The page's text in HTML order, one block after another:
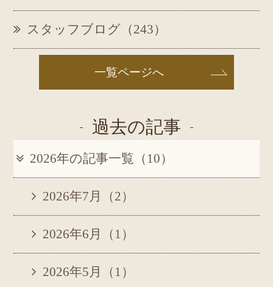
スタッフブログ（243）
一覧ページへ
過去の記事
2026年の記事一覧（10）
2026年7月（2）
2026年6月（1）
2026年5月（1）